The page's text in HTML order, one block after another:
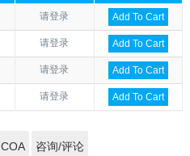
请登录 Add To Cart
请登录 Add To Cart
请登录 Add To Cart
请登录 Add To Cart
COA 咨询/评论